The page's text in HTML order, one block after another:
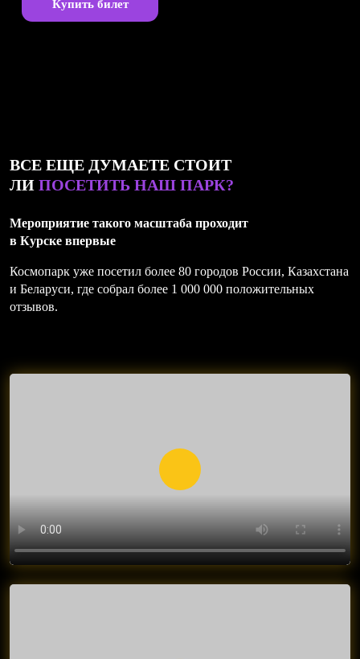
Купить билет
ВСЕ ЕЩЕ ДУМАЕТЕ СТОИТ
ЛИ ПОСЕТИТЬ НАШ ПАРК?
Мероприятие такого масштаба проходит
в Курске впервые
Космопарк уже посетил более 80 городов России, Казахстана
и Беларуси, где собрал более 1 000 000 положительных
отзывов.